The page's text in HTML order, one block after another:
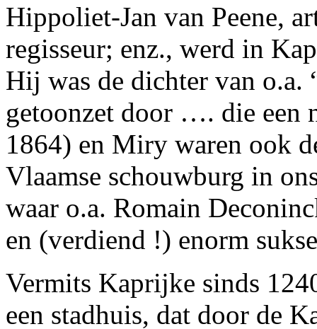
Hippoliet-Jan van Peene,
regisseur; enz., werd in
Hij was de dichter van o.a.
getoonzet door …. die een
1864) en Miry waren ook
Vlaamse schouwburg in
waar o.a. Romain
en (verdiend !) enorm
Vermits Kaprijke sinds
een stadhuis, dat door de